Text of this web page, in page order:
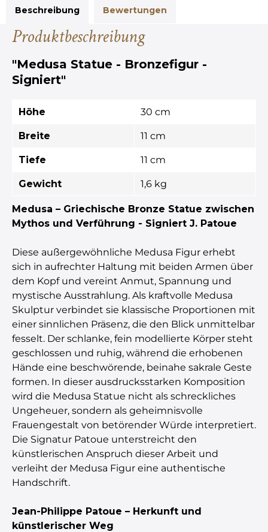
Beschreibung Bewertungen
Produktbeschreibung
"Medusa Statue - Bronzefigur -
Signiert"
Höhe 30 cm
Breite 11 cm
Tiefe 11 cm
Gewicht 1,6 kg
Medusa – Griechische Bronze Statue zwischen
Mythos und Verführung - Signiert J. Patoue
Diese außergewöhnliche Medusa Figur erhebt
sich in aufrechter Haltung mit beiden Armen über
dem Kopf und vereint Anmut, Spannung und
mystische Ausstrahlung. Als kraftvolle Medusa
Skulptur verbindet sie klassische Proportionen mit
einer sinnlichen Präsenz, die den Blick unmittelbar
fesselt. Der schlanke, fein modellierte Körper steht
geschlossen und ruhig, während die erhobenen
Hände eine beschwörende, beinahe sakrale Geste
formen. In dieser ausdrucksstarken Komposition
wird die Medusa Statue nicht als schreckliches
Ungeheuer, sondern als geheimnisvolle
Frauengestalt von betörender Würde interpretiert.
Die Signatur Patoue unterstreicht den
künstlerischen Anspruch dieser Arbeit und
verleiht der Medusa Figur eine authentische
Handschrift.
Jean-Philippe Patoue – Herkunft und
künstlerischer Weg